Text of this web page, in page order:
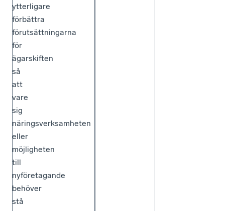
ytterligare
förbättra
förutsättningarna
för
ägarskiften
så
att
vare
sig
näringsverksamheten
eller
möjligheten
till
nyföretagande
behöver
stå